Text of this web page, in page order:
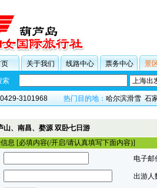
关于我们 线路中心 票务中心 景
索
0429-3101968 热门目的地： 哈尔滨滑雪 石
山、南昌、婺源 双卧七日游
息 [必填内容(/开启/请认真填写下面内容)]
电子邮
出游人